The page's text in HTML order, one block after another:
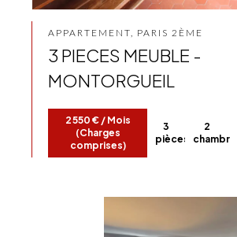
APPARTEMENT, PARIS 2ÈME
3 PIECES MEUBLE -
MONTORGUEIL
2 550 € / Mois
(Charges
comprises)
3
pièces
2
chambres